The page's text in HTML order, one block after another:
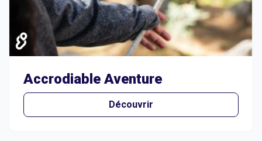
Accrodiable Aventure
Découvrir